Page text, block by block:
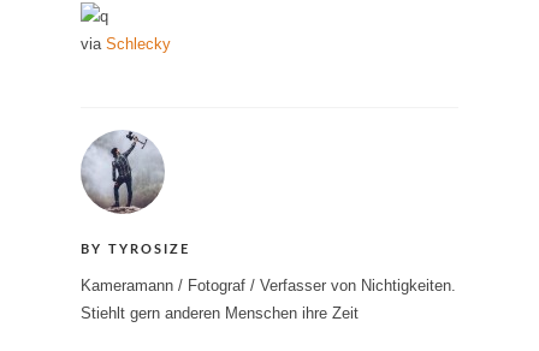
via Schlecky
BY TYROSIZE
Kameramann / Fotograf / Verfasser von Nichtigkeiten.
Stiehlt gern anderen Menschen ihre Zeit